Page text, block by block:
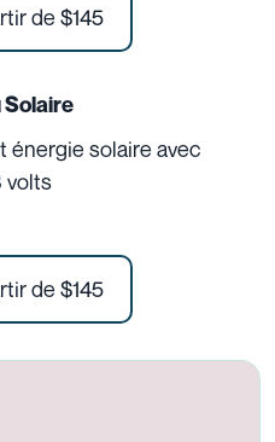
de $145
Solaire
énergie solaire avec
volts
de $145